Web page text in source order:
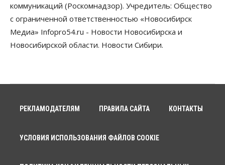
коммуникаций (Роскомнадзор). Учредитель: Общество
с ограниченной ответственностью «Новосибирск
Медиа» Infopro54.ru - Новости Новосибирска и
Новосибирской области. Новости Сибири.
РЕКЛАМОДАТЕЛЯМ ПРАВИЛА САЙТА КОНТАКТЫ
УСЛОВИЯ ИСПОЛЬЗОВАНИЯ ФАЙЛОВ COOKIE